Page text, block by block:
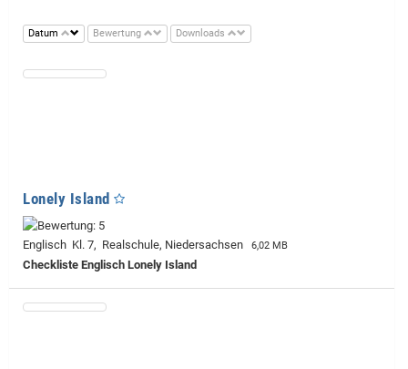
Datum Bewertung Downloads
Lonely Island
Englisch Kl. 7, Realschule, Niedersachsen 6,02 MB
Checkliste Englisch Lonely Island